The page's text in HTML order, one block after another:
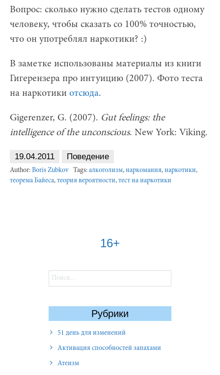
Вопрос: сколько нужно сделать тестов одному
человеку, чтобы сказать со 100% точностью,
что он употреблял наркотики? :)
В заметке использованы материалы из книги
Гигерензера про интуицию (2007). Фото теста
на наркотики отсюда.
Gigerenzer, G. (2007). Gut feelings: the
intelligence of the unconscious. New York: Viking.
19.04.2011 Поведение
Author: Boris Zubkov Tags: алкоголизм, наркомания, наркотики,
теорема Байеса, теория вероятности, тест на наркотики
16+
Найти:
Рубрики
51 день для изменений
Активация способностей запахами
Атеизм